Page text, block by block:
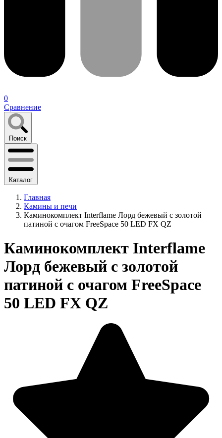
0
Сравнение
Поиск
Каталог
Главная
Камины и печи
Каминокомплект Interflame Лорд бежевый с золотой
патиной с очагом FreeSpace 50 LED FX QZ
Каминокомплект Interflame
Лорд бежевый с золотой
патиной с очагом FreeSpace
50 LED FX QZ